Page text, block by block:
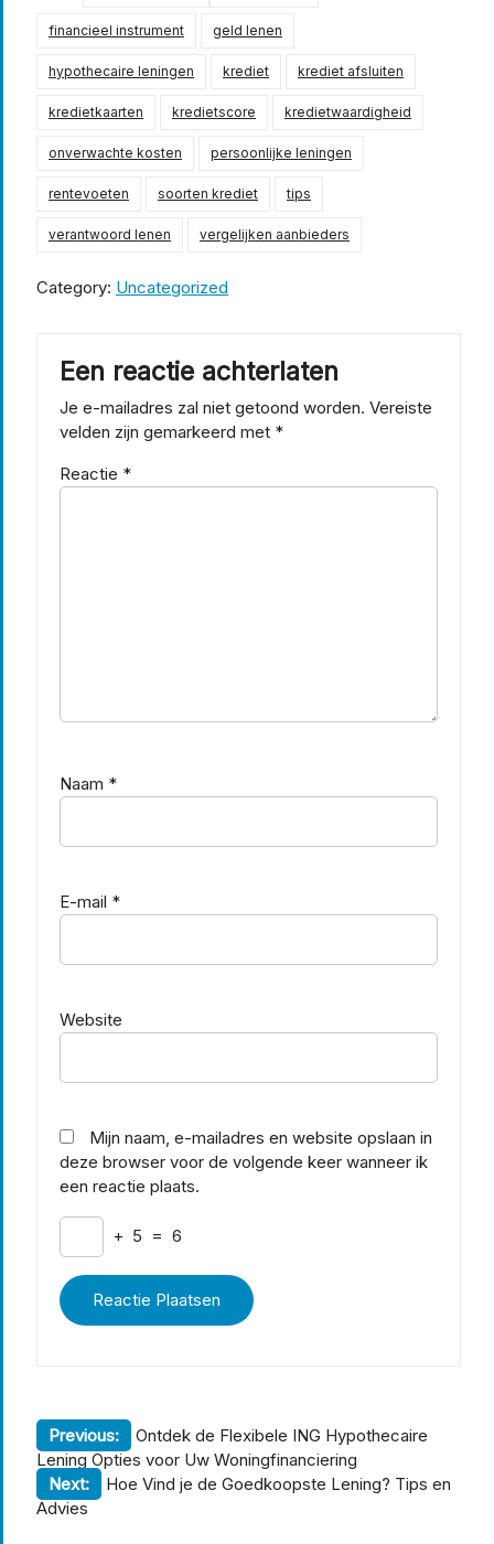
financieel instrument geld lenen
hypothecaire leningen krediet krediet afsluiten
kredietkaarten kredietscore kredietwaardigheid
onverwachte kosten persoonlijke leningen
rentevoeten soorten krediet tips
verantwoord lenen vergelijken aanbieders
Category: Uncategorized
Een reactie achterlaten
Je e-mailadres zal niet getoond worden. Vereiste
velden zijn gemarkeerd met *
Reactie *
Naam *
E-mail *
Website
Mijn naam, e-mailadres en website opslaan in
deze browser voor de volgende keer wanneer ik
een reactie plaats.
+ 5 = 6
Berichtnavigatie
Previous:
Ontdek de Flexibele ING Hypothecaire
Lening Opties voor Uw Woningfinanciering
Next:
Hoe Vind je de Goedkoopste Lening? Tips en
Advies